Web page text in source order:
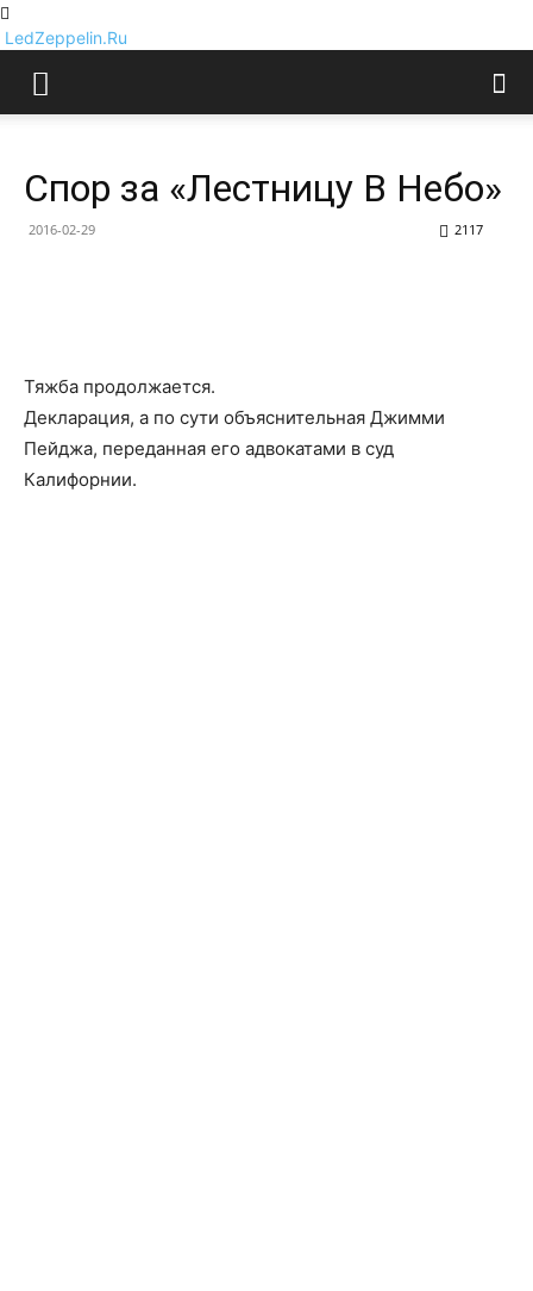
LedZeppelin.Ru
Спор за «Лестницу В Небо»
2016-02-29 2117
Тяжба продолжается.
Декларация, а по сути объяснительная Джимми
Пейджа, переданная его адвокатами в суд
Калифорнии.